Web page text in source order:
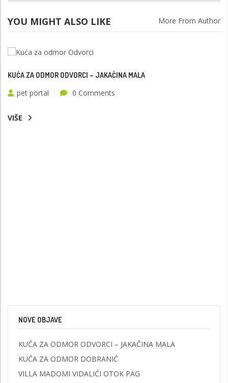
YOU MIGHT ALSO LIKE More From Author
KUĆA ZA ODMOR ODVORCI – JAKAČINA MALA
pet portal 0 Comments
VIŠE
NOVE OBJAVE
KUĆA ZA ODMOR ODVORCI – JAKAČINA MALA
KUĆA ZA ODMOR DOBRANIĆ
VILLA MADOMI VIDALIĆI OTOK PAG